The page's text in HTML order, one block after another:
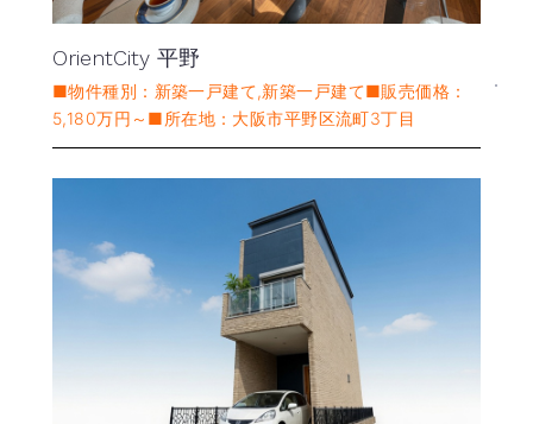
OrientCity 平野
■物件種別：新築一戸建て,新築一戸建て■販売価格：
5,180万円～■所在地：大阪市平野区流町3丁目